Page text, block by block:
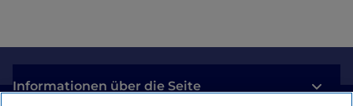
Informationen über die Seite